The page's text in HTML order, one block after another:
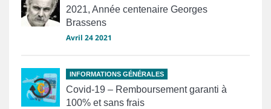
2021, Année centenaire Georges
Brassens
Avril 24 2021
INFORMATIONS GÉNÉRALES
Covid-19 – Remboursement garanti à
100% et sans frais